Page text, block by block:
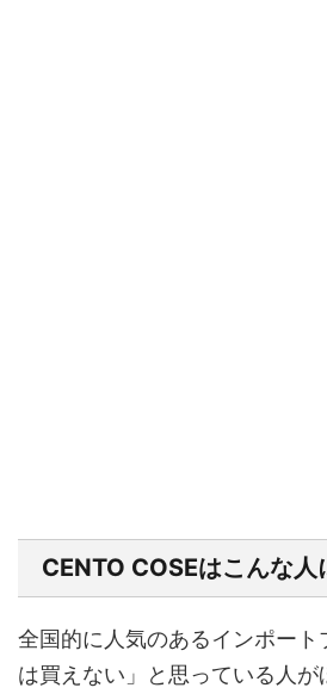
CENTO COSEはこんな人
全国的に人気のあるインポー
は買えない」と思っている人が